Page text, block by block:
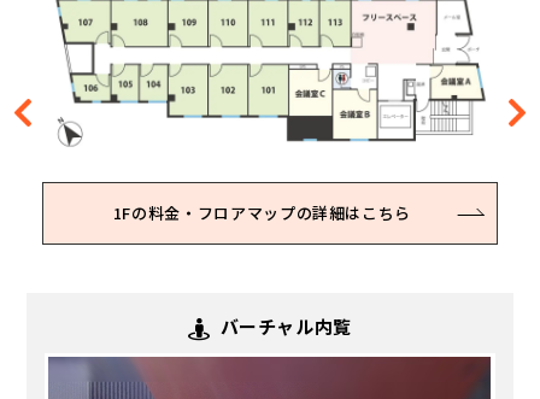
1Fの料金・フロアマップの詳細はこちら
2Fの料金・フロアマップの詳細はこちら
3Fの料金・フロアマップの詳細はこちら
4Fの料金・フロアマップの詳細はこちら
バーチャル内覧